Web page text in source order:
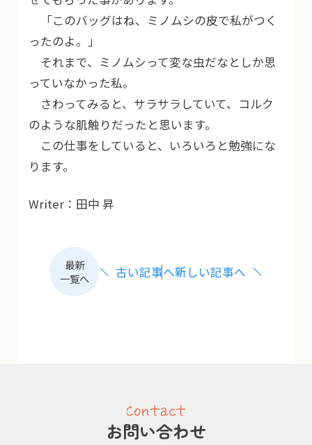
「このバッグはね、ミノムシの皮で私がつく
ったのよ。」
それまで、ミノムシって変な虫だなとしか思
っていなかった私。
さわってみると、サラサラしていて、コルク
のような肌触りだったと思います。
この仕事をしていると、いろいろと勉強にな
ります。
Writer：田中 昇
最新
一覧へ
古い記事へ新しい記事へ
お問い合わせ